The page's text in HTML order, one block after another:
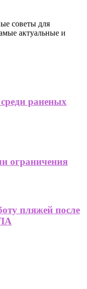
советы для
актуальные и
раненых
ограничения
пляжей после